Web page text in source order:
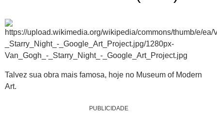
Talvez sua obra mais famosa, hoje no Museum of Modern
Art.
PUBLICIDADE